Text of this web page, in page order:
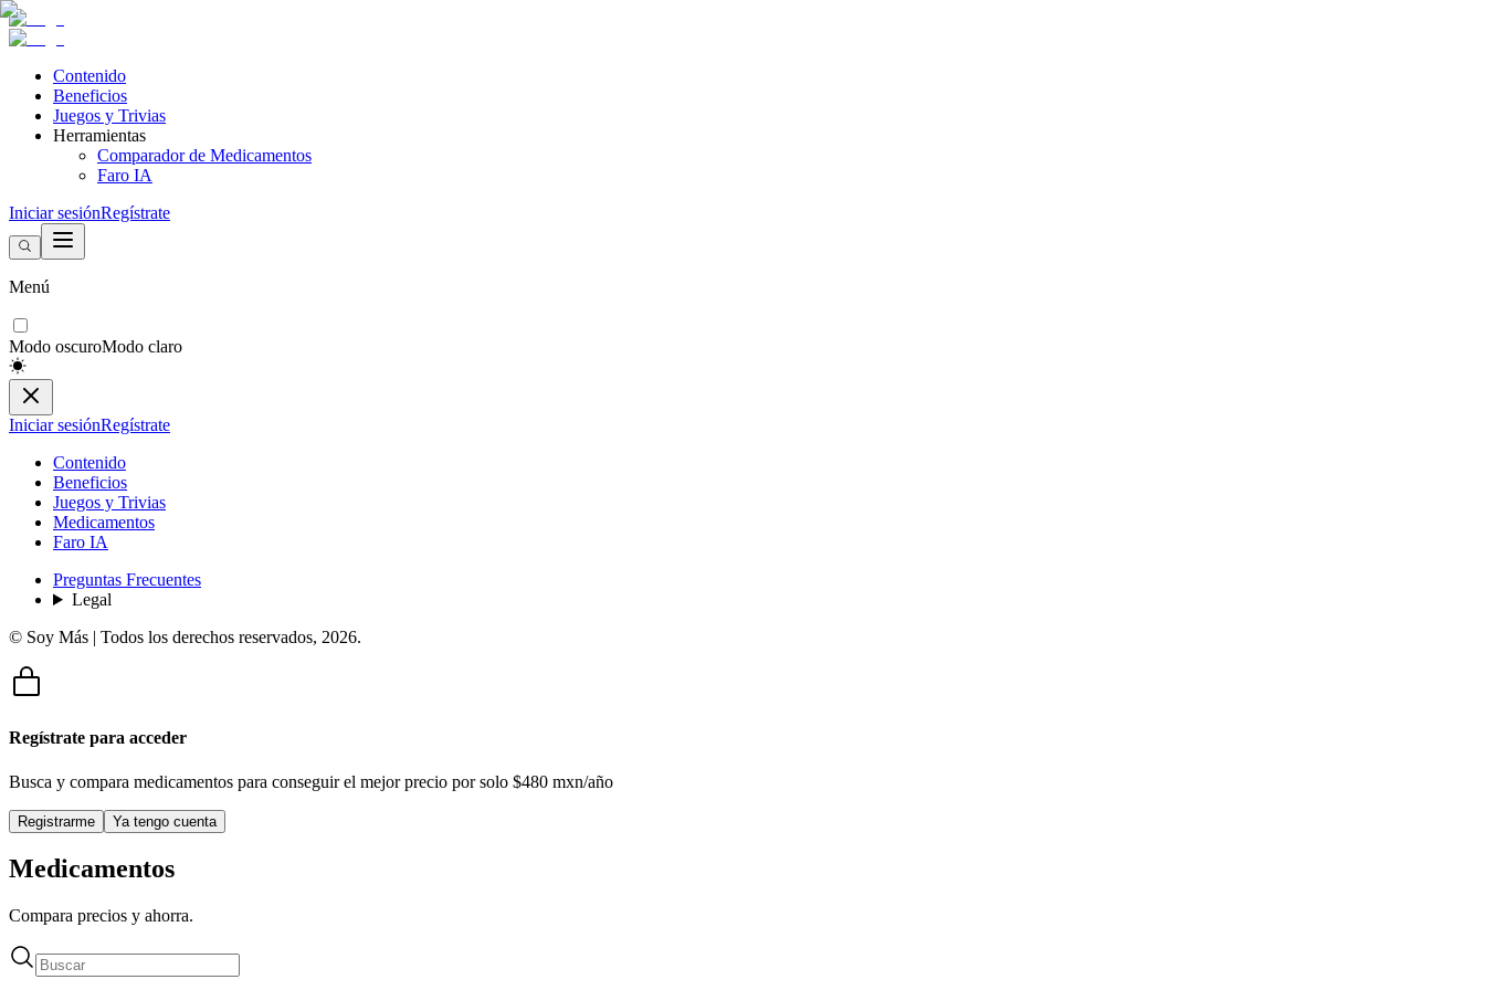
Contenido
Beneficios
Juegos y Trivias
Herramientas
Comparador de Medicamentos
Faro IA
Iniciar sesiónRegístrate
Menú
Modo oscuroModo claro
Iniciar sesiónRegístrate
Contenido
Beneficios
Juegos y Trivias
Medicamentos
Faro IA
Preguntas Frecuentes
Legal
© Soy Más | Todos los derechos reservados, 2026.
Regístrate para acceder
Busca y compara medicamentos para conseguir el mejor precio por solo $480 mxn/año
Registrarme Ya tengo cuenta
Medicamentos
Compara precios y ahorra.